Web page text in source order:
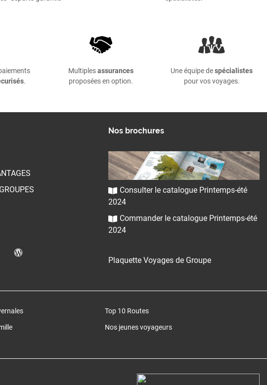
.
Multiplesassurances
proposées en option.
Une équipe despécialistes
pour vos voyages.
Nos brochures
Consulter le catalogue Printemps-été
2024
Commander le catalogue Printemps-été
2024
Plaquette Voyages de Groupe
Top 10 Routes
Nos jeunes voyageurs